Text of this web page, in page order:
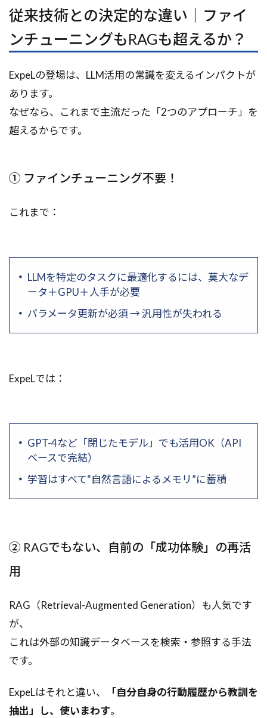
従来技術との決定的な違い｜ファイ
ンチューニングもRAGも超えるか？
ExpeLの登場は、LLM活用の常識を変えるインパクトが
あります。
なぜなら、これまで主流だった「2つのアプローチ」を
超えるからです。
① ファインチューニング不要！
これまで：
LLMを特定のタスクに最適化するには、莫大なデ
ータ＋GPU＋人手が必要
パラメータ更新が必須 → 汎用性が失われる
ExpeLでは：
GPT-4など「閉じたモデル」でも活用OK（API
ベースで完結）
学習はすべて“自然言語によるメモリ”に蓄積
② RAGでもない、自前の「成功体験」の再活
用
RAG（Retrieval-Augmented Generation）も人気です
が、
これは外部の知識データベースを検索・参照する手法
です。
ExpeLはそれと違い、
「自分自身の行動履歴から教訓を
抽出」し、使いまわす。